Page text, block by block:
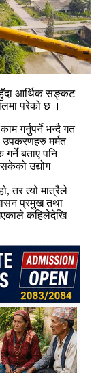
हुँदा आर्थिक सङ्कट
परेको छ ।
गर्नुपर्ने भन्दै गत
उपकरणहरु मर्मत
बताए पनि
उद्योग
तर त्यो मात्रैले
प्रमुख तथा
कहिलेदेखि